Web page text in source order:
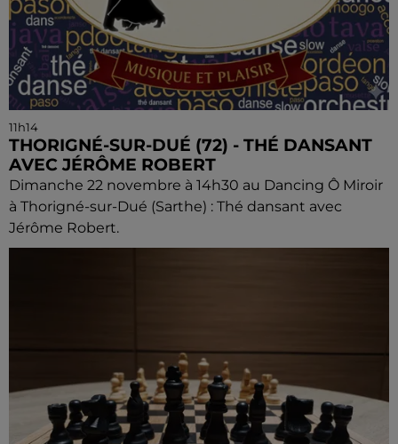
11h14
THORIGNÉ-SUR-DUÉ (72) - THÉ DANSANT
AVEC JÉRÔME ROBERT
Dimanche 22 novembre à 14h30 au Dancing Ô Miroir
à Thorigné-sur-Dué (Sarthe) : Thé dansant avec
Jérôme Robert.